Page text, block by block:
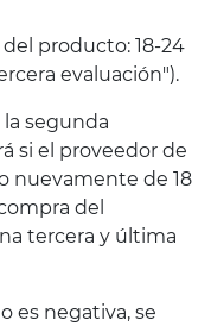
producto: 18-24
evaluación").
la segunda
si el proveedor de
nuevamente de 18
del
tercera y última
es negativa, se